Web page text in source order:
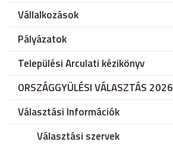
Vállalkozások
Pályázatok
Települési Arculati kézikönyv
ORSZÁGGYÜLÉSI VÁLASZTÁS 2026
Választási Információk
Választási szervek